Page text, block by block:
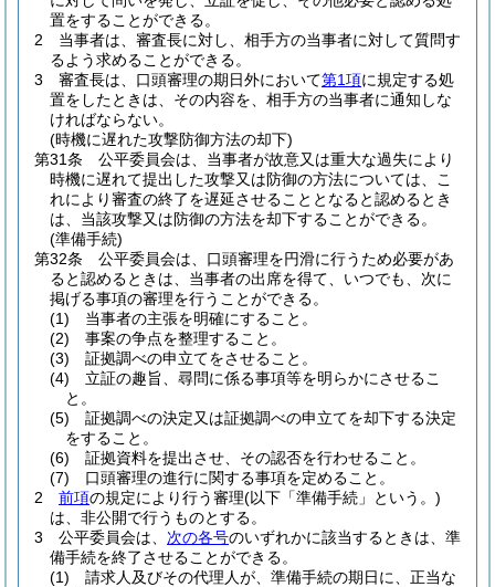
置をすることができる。
2
当事者は、審査長に対し、相手方の当事者に対して質問す
るよう求めることができる。
3
審査長は、口頭審理の期日外において第1項に規定する処
置をしたときは、その内容を、相手方の当事者に通知しな
ければならない。
(時機に遅れた攻撃防御方法の却下)
第31条
公平委員会は、当事者が故意又は重大な過失により
時機に遅れて提出した攻撃又は防御の方法については、こ
れにより審査の終了を遅延させることとなると認めるとき
は、当該攻撃又は防御の方法を却下することができる。
(準備手続)
第32条
公平委員会は、口頭審理を円滑に行うため必要があ
ると認めるときは、当事者の出席を得て、いつでも、次に
掲げる事項の審理を行うことができる。
(1)
当事者の主張を明確にすること。
(2)
事案の争点を整理すること。
(3)
証拠調べの申立てをさせること。
(4)
立証の趣旨、尋問に係る事項等を明らかにさせるこ
と。
(5)
証拠調べの決定又は証拠調べの申立てを却下する決定
をすること。
(6)
証拠資料を提出させ、その認否を行わせること。
(7)
口頭審理の進行に関する事項を定めること。
2
前項の規定により行う審理(以下「準備手続」という。)
は、非公開で行うものとする。
3
公平委員会は、 次の各号のいずれかに該当するときは、準
備手続を終了させることができる。
(1)
請求人及びその代理人が、準備手続の期日に、正当な